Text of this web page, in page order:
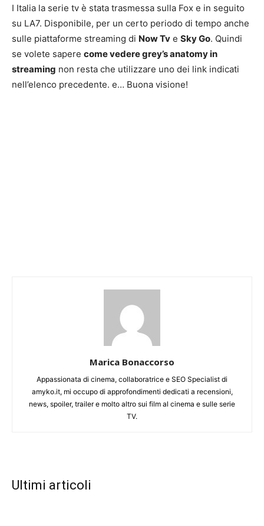
I Italia la serie tv è stata trasmessa sulla Fox e in seguito
su LA7. Disponibile, per un certo periodo di tempo anche
sulle piattaforme streaming di Now Tv e Sky Go. Quindi
se volete sapere come vedere grey’s anatomy in
streaming non resta che utilizzare uno dei link indicati
nell’elenco precedente. e… Buona visione!
Marica Bonaccorso
Appassionata di cinema, collaboratrice e SEO Specialist di
amyko.it, mi occupo di approfondimenti dedicati a recensioni,
news, spoiler, trailer e molto altro sui film al cinema e sulle serie
TV.
Ultimi articoli